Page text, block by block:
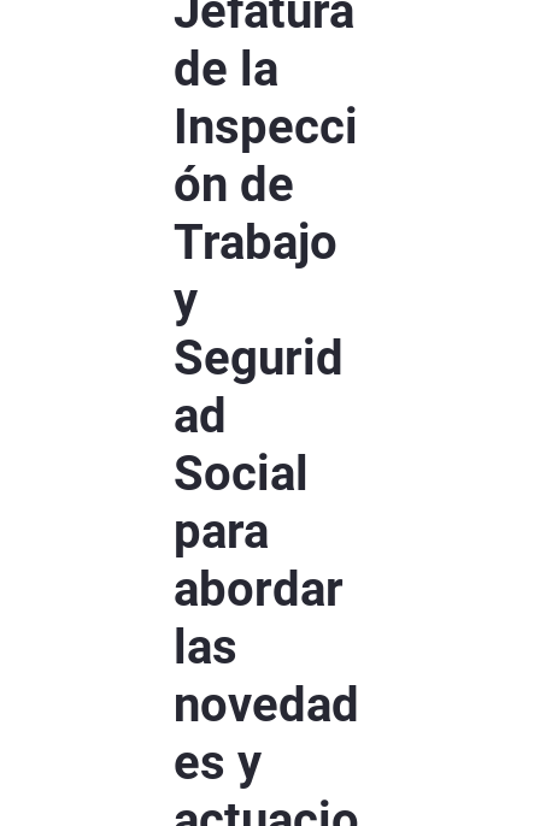
Jefatura
de la
Inspecci
ón de
Trabajo
y
Segurid
ad
Social
para
abordar
las
novedad
es y